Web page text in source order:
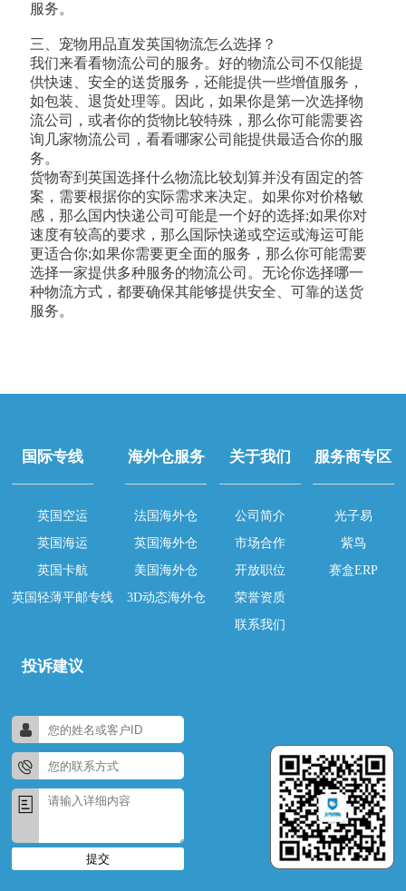
服务。
三、宠物用品直发英国物流怎么选择？
我们来看看物流公司的服务。好的物流公司不仅能提
供快速、安全的送货服务，还能提供一些增值服务，
如包装、退货处理等。因此，如果你是第一次选择物
流公司，或者你的货物比较特殊，那么你可能需要咨
询几家物流公司，看看哪家公司能提供最适合你的服
务。
货物寄到英国选择什么物流比较划算并没有固定的答
案，需要根据你的实际需求来决定。如果你对价格敏
感，那么国内快递公司可能是一个好的选择;如果你对
速度有较高的要求，那么国际快递或空运或海运可能
更适合你;如果你需要更全面的服务，那么你可能需要
选择一家提供多种服务的物流公司。无论你选择哪一
种物流方式，都要确保其能够提供安全、可靠的送货
服务。
国际专线
英国空运
英国海运
英国卡航
英国轻薄平邮专线
海外仓服务
法国海外仓
英国海外仓
美国海外仓
3D动态海外仓
关于我们
公司简介
市场合作
开放职位
荣誉资质
联系我们
服务商专区
光子易
紫鸟
赛盒ERP
投诉建议
提交